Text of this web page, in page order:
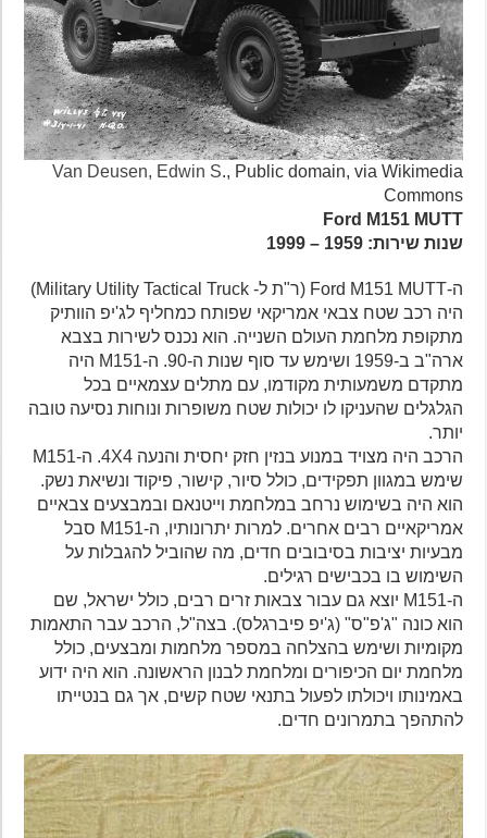
Van Deusen, Edwin S., Public domain, via Wikimedia
Commons
Ford M151 MUTT
שנות שירות: 1959 – 1999
ה-Ford M151 MUTT (ר"ת ל- Military Utility Tactical Truck)
היה רכב שטח צבאי אמריקאי שפותח כמחליף לג'יפ הוותיק
מתקופת מלחמת העולם השנייה. הוא נכנס לשירות בצבא
ארה"ב ב-1959 ושימש עד סוף שנות ה-90. ה-M151 היה
מתקדם משמעותית מקודמו, עם מתלים עצמאיים בכל
הגלגלים שהעניקו לו יכולות שטח משופרות ונוחות נסיעה טובה
יותר.
הרכב היה מצויד במנוע בנזין חזק יחסית והנעה 4X4. ה-M151
שימש במגוון תפקידים, כולל סיור, קישור, פיקוד ונשיאת נשק.
הוא היה בשימוש נרחב במלחמת וייטנאם ובמבצעים צבאיים
אמריקאיים רבים אחרים. למרות יתרונותיו, ה-M151 סבל
מבעיות יציבות בסיבובים חדים, מה שהוביל להגבלות על
השימוש בו בכבישים רגילים.
ה-M151 יוצא גם עבור צבאות זרים רבים, כולל ישראל, שם
הוא כונה "ג'פ"ס" (ג'יפ פיברגלס). בצה"ל, הרכב עבר התאמות
מקומיות ושימש בהצלחה במספר מלחמות ומבצעים, כולל
מלחמת יום הכיפורים ומלחמת לבנון הראשונה. הוא היה ידוע
באמינותו ויכולתו לפעול בתנאי שטח קשים, אך גם בנטייתו
להתהפך בתמרונים חדים.